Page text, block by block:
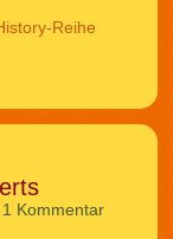
Reihe
1 Kommentar